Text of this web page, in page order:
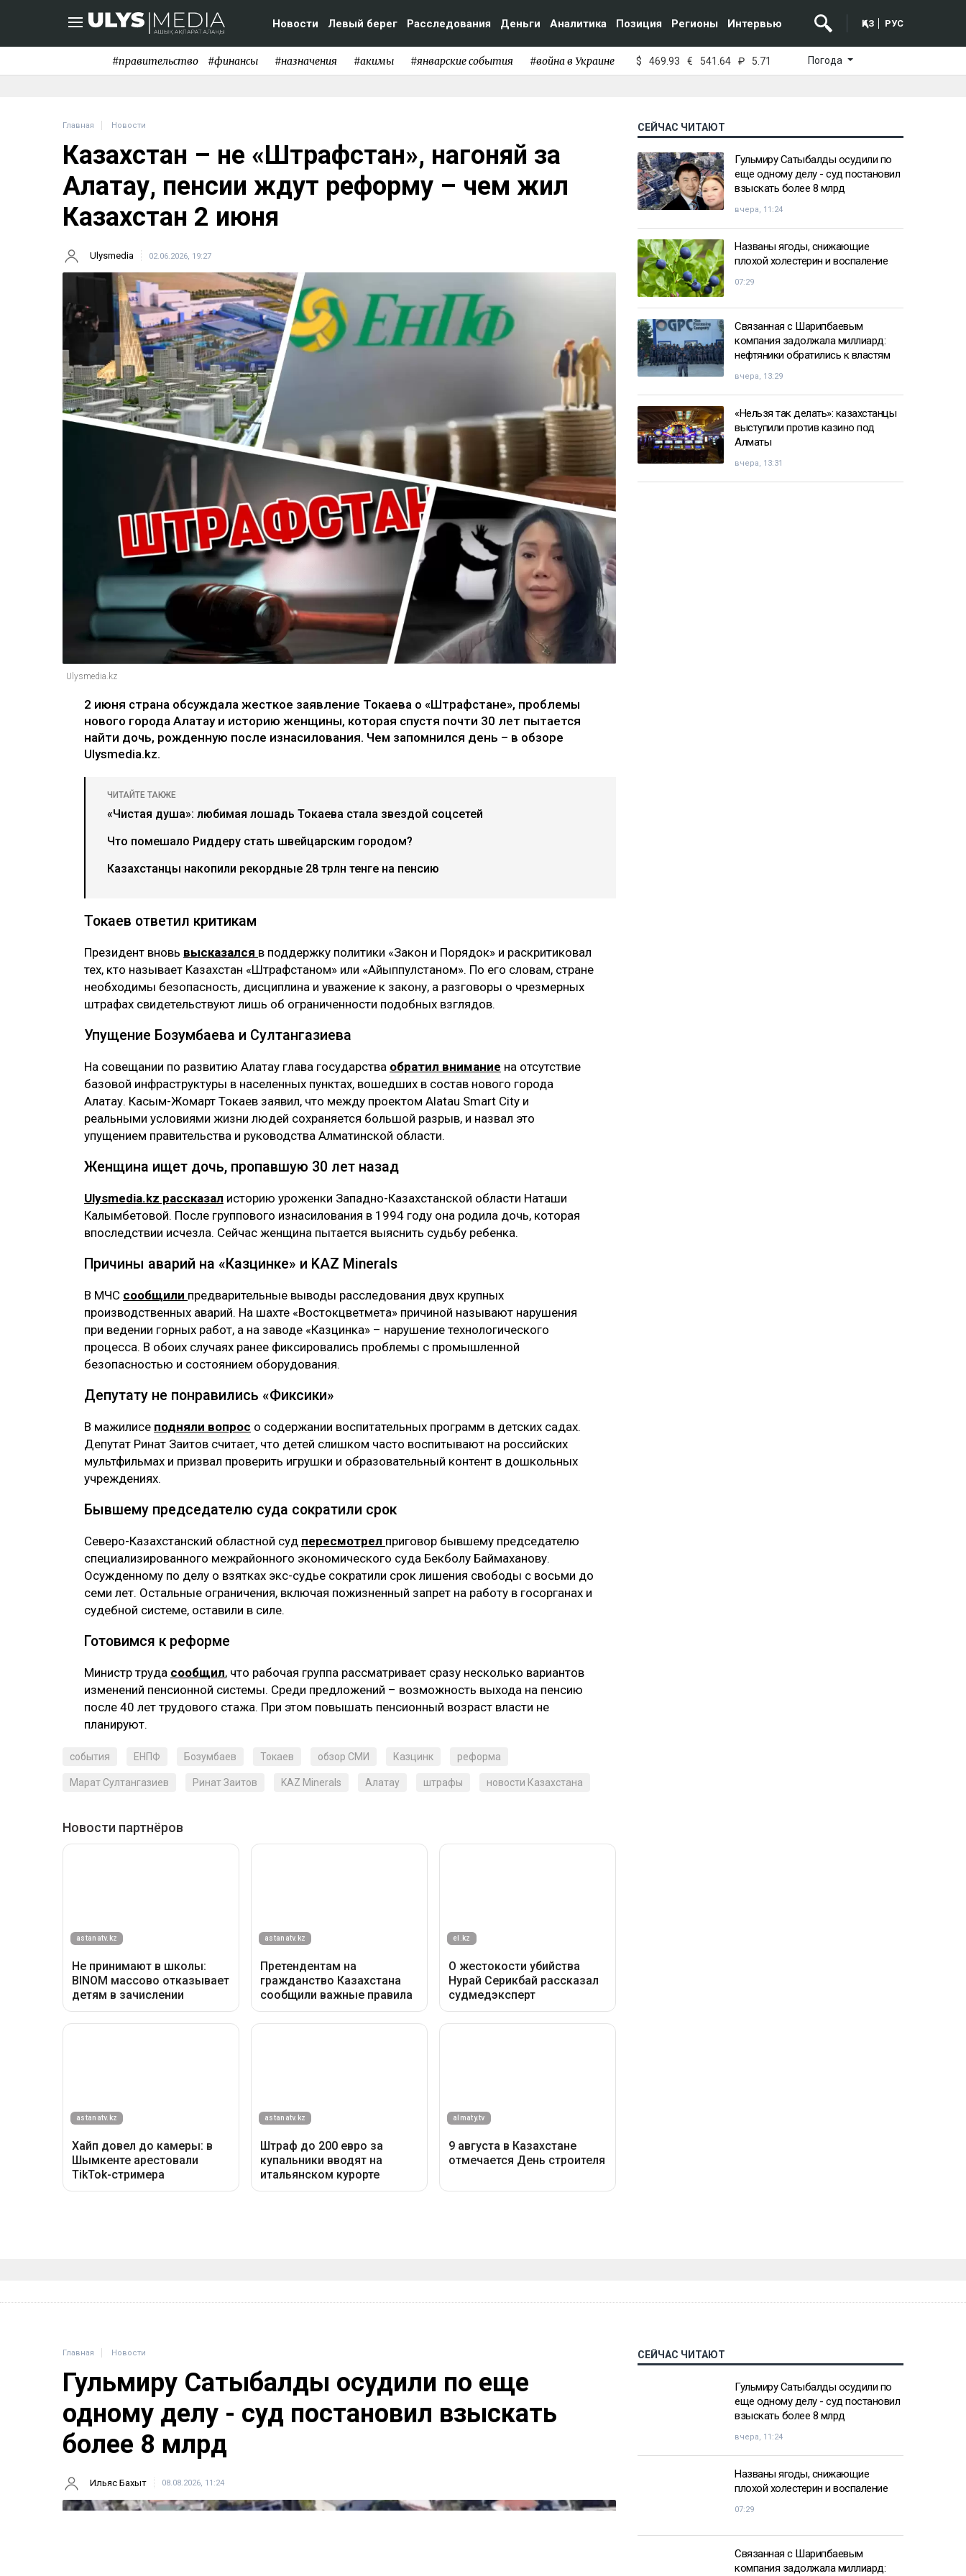
Новости Левый берег Расследования Деньги Аналитика Позиция Регионы Интервью ҚАЗ РУС
#правительство #финансы #назначения #акимы #январские события #война в Украине $ 469.93 € 541.64 ₽ 5.71 Погода
Главная Новости
Казахстан – не «Штрафстан», нагоняй за
Алатау, пенсии ждут реформу – чем жил
Казахстан 2 июня
Ulysmedia 02.06.2026, 19:27
Ulysmedia.kz
2 июня страна обсуждала жесткое заявление Токаева о «Штрафстане», проблемы
нового города Алатау и историю женщины, которая спустя почти 30 лет пытается
найти дочь, рожденную после изнасилования. Чем запомнился день – в обзоре
Ulysmedia.kz.
ЧИТАЙТЕ ТАКЖЕ
«Чистая душа»: любимая лошадь Токаева стала звездой соцсетей
Что помешало Риддеру стать швейцарским городом?
Казахстанцы накопили рекордные 28 трлн тенге на пенсию
Токаев ответил критикам
Президент вновь высказался в поддержку политики «Закон и Порядок» и раскритиковал
тех, кто называет Казахстан «Штрафстаном» или «Айыппулстаном». По его словам, стране
необходимы безопасность, дисциплина и уважение к закону, а разговоры о чрезмерных
штрафах свидетельствуют лишь об ограниченности подобных взглядов.
Упущение Бозумбаева и Султангазиева
На совещании по развитию Алатау глава государства обратил внимание на отсутствие
базовой инфраструктуры в населенных пунктах, вошедших в состав нового города
Алатау. Касым-Жомарт Токаев заявил, что между проектом Alatau Smart City и
реальными условиями жизни людей сохраняется большой разрыв, и назвал это
упущением правительства и руководства Алматинской области.
Женщина ищет дочь, пропавшую 30 лет назад
Ulysmedia.kz рассказал историю уроженки Западно-Казахстанской области Наташи
Калымбетовой. После группового изнасилования в 1994 году она родила дочь, которая
впоследствии исчезла. Сейчас женщина пытается выяснить судьбу ребенка.
Причины аварий на «Казцинке» и KAZ Minerals
В МЧС сообщили предварительные выводы расследования двух крупных
производственных аварий. На шахте «Востокцветмета» причиной называют нарушения
при ведении горных работ, а на заводе «Казцинка» – нарушение технологического
процесса. В обоих случаях ранее фиксировались проблемы с промышленной
безопасностью и состоянием оборудования.
Депутату не понравились «Фиксики»
В мажилисе подняли вопрос о содержании воспитательных программ в детских садах.
Депутат Ринат Заитов считает, что детей слишком часто воспитывают на российских
мультфильмах и призвал проверить игрушки и образовательный контент в дошкольных
учреждениях.
Бывшему председателю суда сократили срок
Северо-Казахстанский областной суд пересмотрел приговор бывшему председателю
специализированного межрайонного экономического суда Бекболу Баймаханову.
Осужденному по делу о взятках экс-судье сократили срок лишения свободы с восьми до
семи лет. Остальные ограничения, включая пожизненный запрет на работу в госорганах и
судебной системе, оставили в силе.
Готовимся к реформе
Министр труда сообщил, что рабочая группа рассматривает сразу несколько вариантов
изменений пенсионной системы. Среди предложений – возможность выхода на пенсию
после 40 лет трудового стажа. При этом повышать пенсионный возраст власти не
планируют.
события ЕНПФ Бозумбаев Токаев обзор СМИ Казцинк реформа
Марат Султангазиев Ринат Заитов KAZ Minerals Алатау штрафы новости Казахстана
СЕЙЧАС ЧИТАЮТ
Гульмиру Сатыбалды осудили по
еще одному делу - суд постановил
взыскать более 8 млрд
вчера, 11:24
Названы ягоды, снижающие
плохой холестерин и воспаление
07:29
Связанная с Шарипбаевым
компания задолжала миллиард:
нефтяники обратились к властям
вчера, 13:29
«Нельзя так делать»: казахстанцы
выступили против казино под
Алматы
вчера, 13:31
Главная Новости
Гульмиру Сатыбалды осудили по еще
одному делу - суд постановил взыскать
более 8 млрд
Ильяс Бахыт 08.08.2026, 11:24
СЕЙЧАС ЧИТАЮТ
Гульмиру Сатыбалды осудили по
еще одному делу - суд постановил
взыскать более 8 млрд
вчера, 11:24
Названы ягоды, снижающие
плохой холестерин и воспаление
07:29
Связанная с Шарипбаевым
компания задолжала миллиард: